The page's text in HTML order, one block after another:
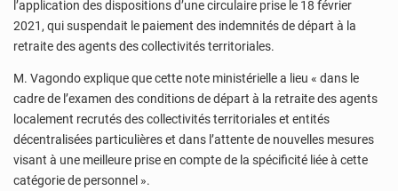
l’application des dispositions d’une circulaire prise le 18 février
2021, qui suspendait le paiement des indemnités de départ à la
retraite des agents des collectivités territoriales.
M. Vagondo explique que cette note ministérielle a lieu « dans le
cadre de l’examen des conditions de départ à la retraite des agents
localement recrutés des collectivités territoriales et entités
décentralisées particulières et dans l’attente de nouvelles mesures
visant à une meilleure prise en compte de la spécificité liée à cette
catégorie de personnel ».